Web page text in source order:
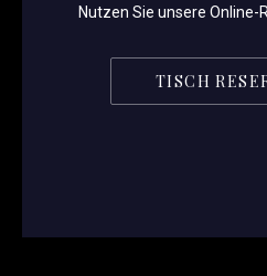
Nutzen Sie unsere
TISCH